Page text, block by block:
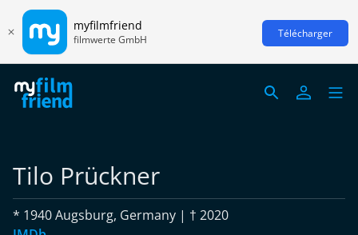
myfilmfriend
filmwerte GmbH Télécharger
Tilo Prückner
* 1940 Augsburg, Germany | † 2020